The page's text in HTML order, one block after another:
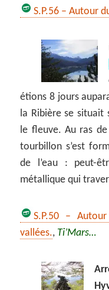
S.P.56 – Autour
étions 8 jours
la Ribière se situait
le fleuve. Au ras de
tourbillon s’est
de l’eau : peut-
métallique qui
S.P.50 –
vallées., Ti’Mars…